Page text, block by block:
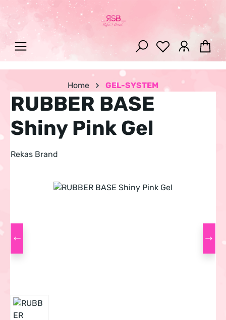
Zum Hauptinhalt springen
Home GEL-SYSTEM
RUBBER BASE
Shiny Pink Gel
Rekas Brand
Bildergalerie überspringen